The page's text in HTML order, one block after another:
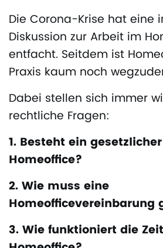
Die Corona-Krise hat eine
Diskussion zur Arbeit im
entfacht. Seitdem ist
Praxis kaum noch
Dabei stellen sich immer
rechtliche Fragen:
1. Besteht ein
Homeoffice?
2. Wie muss eine
Homeofficevereinbarung
3. Wie funktioniert die